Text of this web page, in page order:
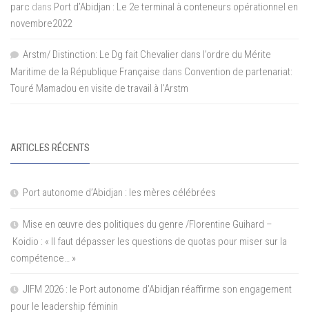
parc dans Port d’Abidjan : Le 2e terminal à conteneurs opérationnel en
novembre2022
Arstm/ Distinction: Le Dg fait Chevalier dans l’ordre du Mérite
Maritime de la République Française dans Convention de partenariat:
Touré Mamadou en visite de travail à l’Arstm
ARTICLES RÉCENTS
Port autonome d’Abidjan : les mères célébrées
Mise en œuvre des politiques du genre /Florentine Guihard –
Koidio : « Il faut dépasser les questions de quotas pour miser sur la
compétence… »
JIFM 2026 : le Port autonome d’Abidjan réaffirme son engagement
pour le leadership féminin